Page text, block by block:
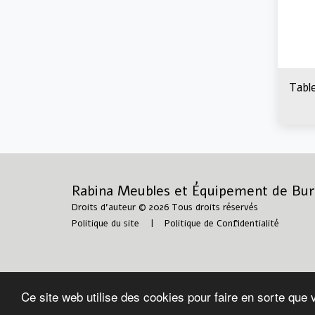
Rabina Meubles et Équipement de
Droits d'auteur © 2026 Tous droits réservés
Politique du site
Politique de Confidentialité